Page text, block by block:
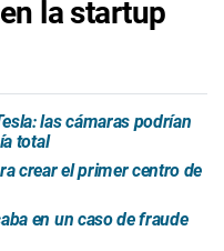
la startup
las cámaras podrían
total
crear el primer centro de
en un caso de fraude